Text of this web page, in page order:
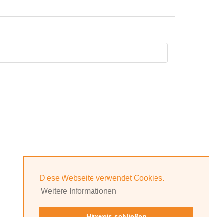
Diese Webseite verwendet Cookies.
Weitere Informationen